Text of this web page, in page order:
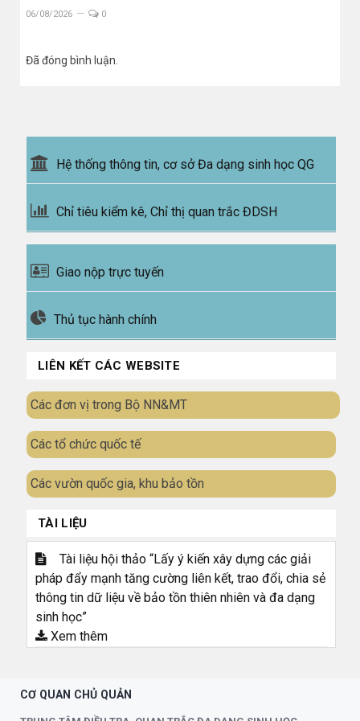
06/08/2026 0
Đã đóng bình luận.
Hệ thống thông tin, cơ sở Đa dạng sinh học QG
Chỉ tiêu kiểm kê, Chỉ thị quan trắc ĐDSH
Giao nộp trực tuyến
Thủ tục hành chính
LIÊN KẾT CÁC WEBSITE
Các đơn vị trong Bộ NN&MT
Các tổ chức quốc tế
Các vườn quốc gia, khu bảo tồn
TÀI LIỆU
Tài liệu hội thảo “Lấy ý kiến xây dựng các giải
pháp đẩy mạnh tăng cường liên kết, trao đổi, chia sẻ
thông tin dữ liệu về bảo tồn thiên nhiên và đa dạng
sinh học”
Xem thêm
CƠ QUAN CHỦ QUẢN